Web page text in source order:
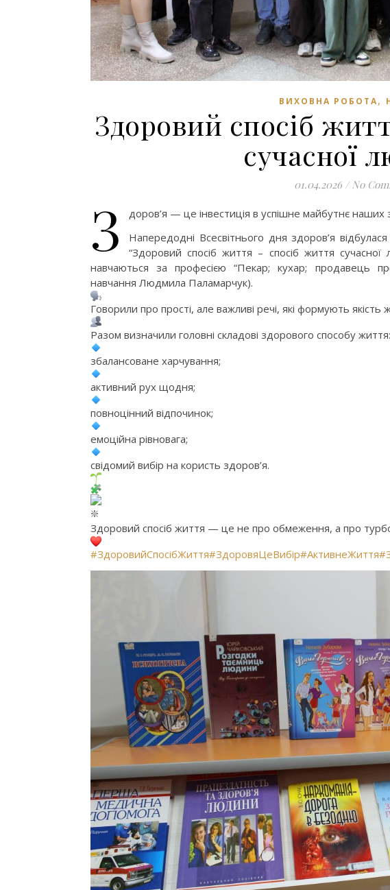
ВИХОВНА РОБОТА,
Здоровий спосіб
сучасної
01.04.2026 / No
З
доров’я — це інвестиція в успішне майбутнє наших
Напередодні Всесвітнього дня здоров’я
“Здоровий спосіб життя – спосіб життя
навчаються за професією “Пекар; кухар; продавець
навчання Людмила Паламарчук).
Говорили про прості, але важливі речі, які формують якість
Разом визначили головні складові здорового способу життя:
збалансоване харчування;
активний рух щодня;
повноцінний відпочинок;
емоційна рівновага;
свідомий вибір на користь здоров’я.
Здоровий спосіб життя — це не про обмеження, а про
#ЗдоровийСпосібЖиття#ЗдоровяЦеВибір#АктивнеЖиття